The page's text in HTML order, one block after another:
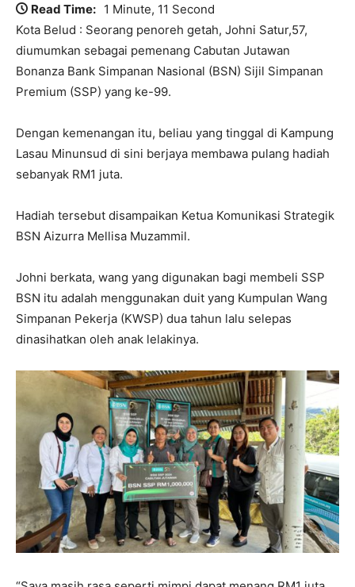
Read Time: 1 Minute, 11 Second
Kota Belud : Seorang penoreh getah, Johni Satur,57,
diumumkan sebagai pemenang Cabutan Jutawan
Bonanza Bank Simpanan Nasional (BSN) Sijil Simpanan
Premium (SSP) yang ke-99.
Dengan kemenangan itu, beliau yang tinggal di Kampung
Lasau Minunsud di sini berjaya membawa pulang hadiah
sebanyak RM1 juta.
Hadiah tersebut disampaikan Ketua Komunikasi Strategik
BSN Aizurra Mellisa Muzammil.
Johni berkata, wang yang digunakan bagi membeli SSP
BSN itu adalah menggunakan duit yang Kumpulan Wang
Simpanan Pekerja (KWSP) dua tahun lalu selepas
dinasihatkan oleh anak lelakinya.